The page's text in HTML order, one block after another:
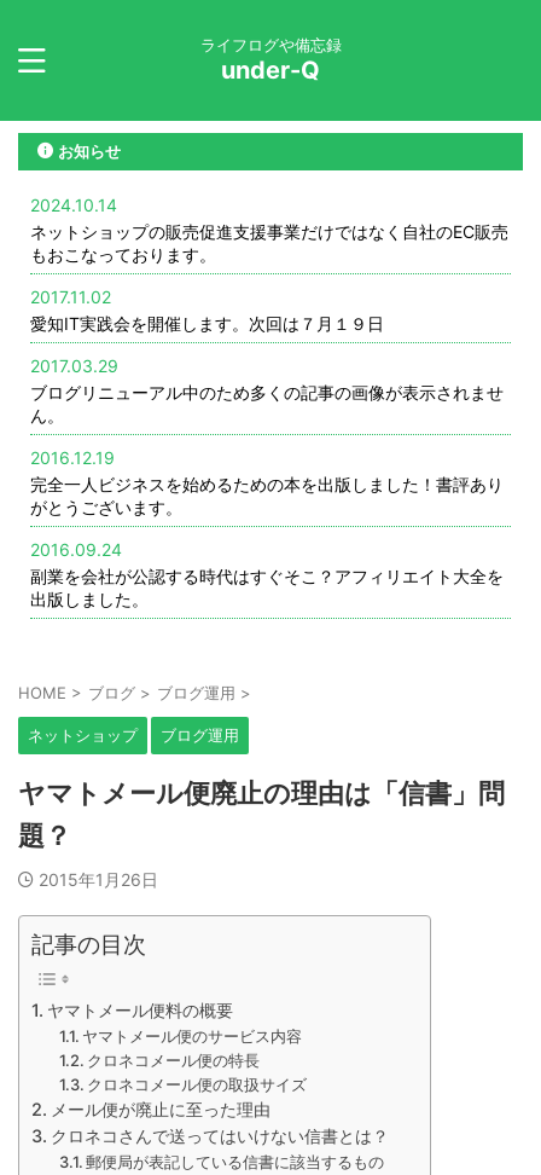
ライフログや備忘録
under-Q
お知らせ
2024.10.14
ネットショップの販売促進支援事業だけではなく自社のEC販売
もおこなっております。
2017.11.02
愛知IT実践会を開催します。次回は７月１９日
2017.03.29
ブログリニューアル中のため多くの記事の画像が表示されませ
ん。
2016.12.19
完全一人ビジネスを始めるための本を出版しました！書評あり
がとうございます。
2016.09.24
副業を会社が公認する時代はすぐそこ？アフィリエイト大全を
出版しました。
HOME > ブログ > ブログ運用 >
ネットショップ ブログ運用
ヤマトメール便廃止の理由は「信書」問
題？
2015年1月26日
記事の目次
ヤマトメール便料の概要
ヤマトメール便のサービス内容
クロネコメール便の特長
クロネコメール便の取扱サイズ
メール便が廃止に至った理由
クロネコさんで送ってはいけない信書とは？
郵便局が表記している信書に該当するもの